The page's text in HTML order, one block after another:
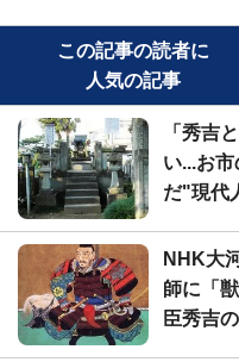
この記事の読者に
人気の記事
「秀吉
い...お
だ"現代
NHK大
師に「
臣秀吉